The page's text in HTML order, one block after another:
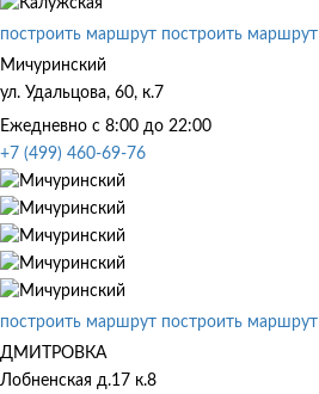
построить маршрут построить маршрут
Мичуринский
ул. Удальцова, 60, к.7
Ежедневно с 8:00 до 22:00
+7 (499) 460-69-76
построить маршрут построить маршрут
ДМИТРОВКА
Лобненская д.17 к.8